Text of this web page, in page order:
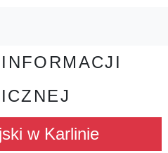
w Karlinie